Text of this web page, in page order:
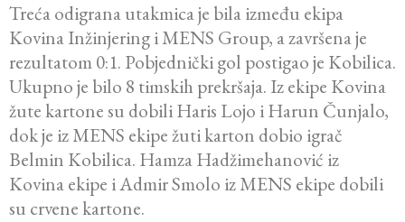
Treća odigrana utakmica je bila između ekipa
Kovina Inžinjering i MENS Group, a završena je
rezultatom 0:1. Pobjednički gol postigao je Kobilica.
Ukupno je bilo 8 timskih prekršaja. Iz ekipe Kovina
žute kartone su dobili Haris Lojo i Harun Čunjalo,
dok je iz MENS ekipe žuti karton dobio igrač
Belmin Kobilica. Hamza Hadžimehanović iz
Kovina ekipe i Admir Smolo iz MENS ekipe dobili
su crvene kartone.